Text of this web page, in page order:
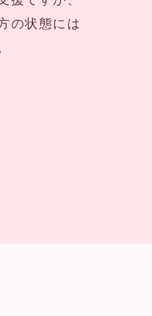
の状態には